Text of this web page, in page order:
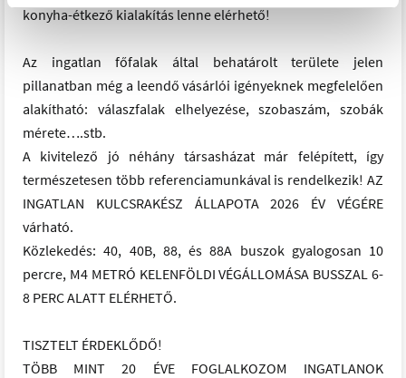
konyha-étkező kialakítás lenne elérhető!
Az ingatlan főfalak által behatárolt területe jelen
pillanatban még a leendő vásárlói igényeknek megfelelően
alakítható: válaszfalak elhelyezése, szobaszám, szobák
mérete….stb.
A kivitelező jó néhány társasházat már felépített, így
természetesen több referenciamunkával is rendelkezik! AZ
INGATLAN KULCSRAKÉSZ ÁLLAPOTA 2026 ÉV VÉGÉRE
várható.
Közlekedés: 40, 40B, 88, és 88A buszok gyalogosan 10
percre, M4 METRÓ KELENFÖLDI VÉGÁLLOMÁSA BUSSZAL 6-
8 PERC ALATT ELÉRHETŐ.
TISZTELT ÉRDEKLŐDŐ!
TÖBB MINT 20 ÉVE FOGLALKOZOM INGATLANOK